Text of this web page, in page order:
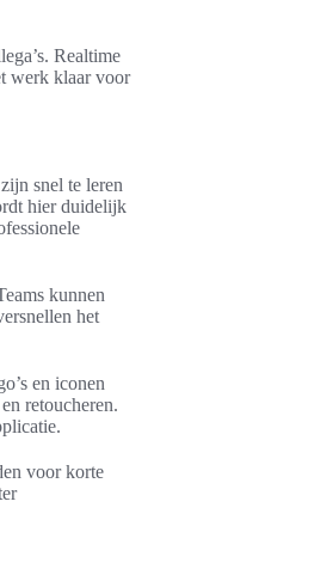
Realtime
werk klaar voor
snel te leren
hier duidelijk
kunnen
het
en iconen
retoucheren.
voor korte